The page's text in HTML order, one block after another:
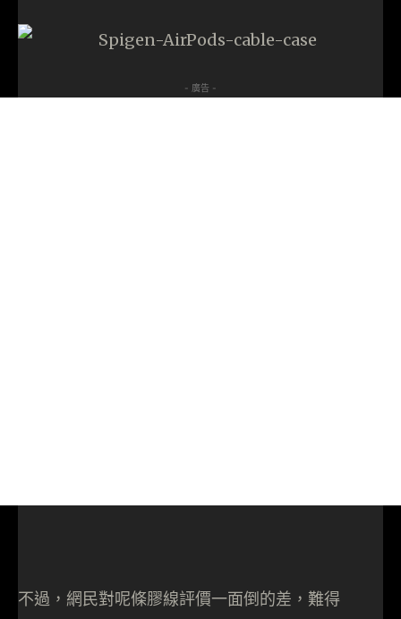
- 廣告 -
不過，網民對呢條膠線評價一面倒的差，難得